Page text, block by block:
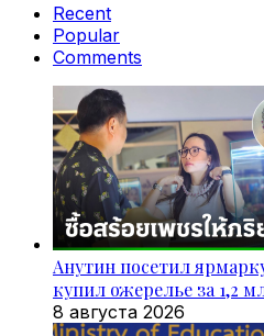
Recent
Popular
Comments
Анутин посетил
купил ожерелье за 1,2
8 августа 2026